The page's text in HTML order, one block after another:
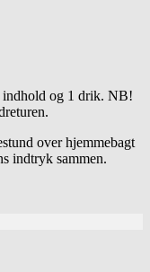
og 1 drik. NB!
over hjemmebagt
indtryk sammen.